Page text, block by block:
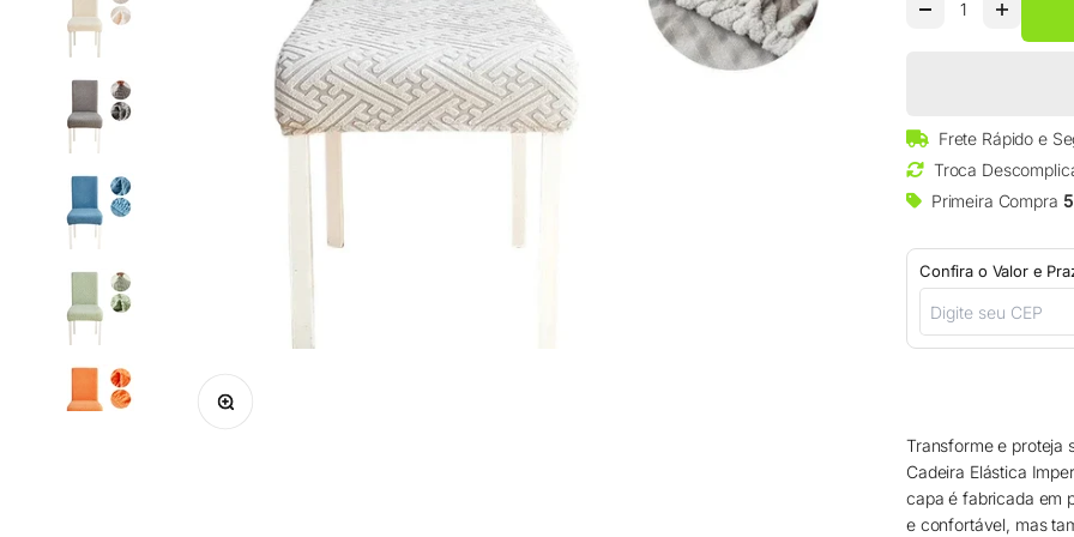
Zoom na imagem
Frete Rápido e
Troca
Primeira Compra
Confira o Valor e
Transforme e proteja
Cadeira Elástica
capa é fabricada em
e confortável, mas